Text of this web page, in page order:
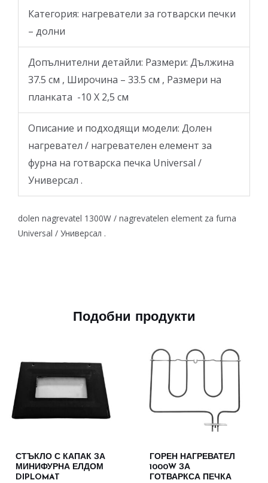
Категория: нагреватели за готварски печки
– долни
Допълнителни детайли: Размери: Дължина
37.5 см , Широчина – 33.5 см , Размери на
планката -10 X 2,5 см
Описание и подходящи модели: Долен
нагревател / нагревателен елемент за
фурна на готварска печка Universal /
Универсал .
dolen nagrevatel 1300W / nagrevatelen element za furna
Universal / Универсал .
Подобни продукти
СТЪКЛО С КАПАК ЗА
МИНИФУРНА ЕЛДОМ
DIPLOMAT
ГОРЕН НАГРЕВАТЕЛ
1000W ЗА
ГОТВАРКСА ПЕЧКА